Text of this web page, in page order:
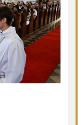
wsparcie
S19 otwarty